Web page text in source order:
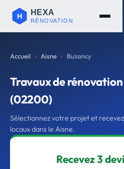
Accueil Aisne Buzancy
Travaux de
(02200)
Sélectionnez votre projet et
locaux dans le Aisne.
Recevez 3